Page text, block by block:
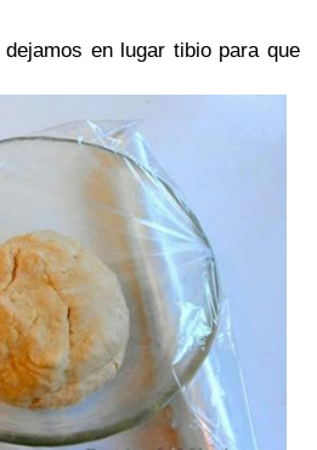
en lugar tibio para que